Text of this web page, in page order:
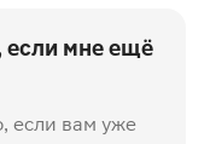
если мне ещё
если вам уже